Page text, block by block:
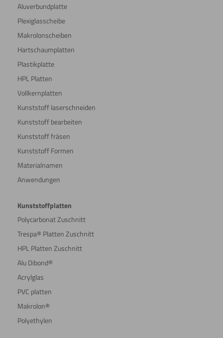
Aluverbundplatte
Plexiglasscheibe
Makrolonscheiben
Hartschaumplatten
Plastikplatte
HPL Platten
Vollkernplatten
Kunststoff laserschneiden
Kunststoff bearbeiten
Kunststoff fräsen
Kunststoff Formen
Materialnamen
Anwendungen
Kunststoffplatten
Polycarbonat Zuschnitt
Trespa® Platten Zuschnitt
HPL Platten Zuschnitt
Alu Dibond®
Acrylglas
PVC platten
Makrolon®
Polyethylen